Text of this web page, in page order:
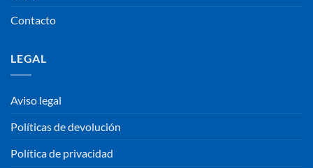
Contacto
LEGAL
Aviso legal
Políticas de devolución
Política de privacidad